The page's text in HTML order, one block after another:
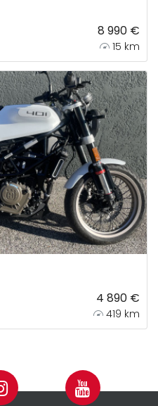
8 990 €
15 km
4 890 €
419 km